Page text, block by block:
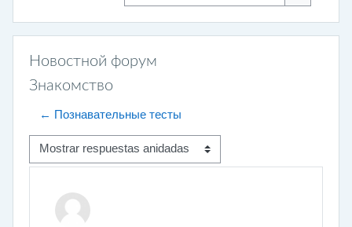
Buscar
Новостной форум
Знакомство
← Познавательные тесты
Mostrar modo